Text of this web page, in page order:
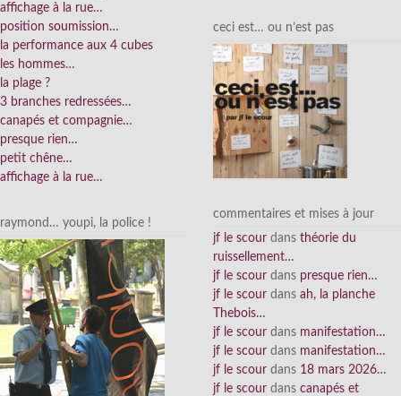
affichage à la rue…
position soumission…
la performance aux 4 cubes
les hommes…
la plage ?
3 branches redressées…
canapés et compagnie…
presque rien…
petit chêne…
affichage à la rue…
raymond… youpi, la police !
ceci est… ou n’est pas
commentaires et mises à jour
jf le scour dans théorie du
ruissellement…
jf le scour dans presque rien…
jf le scour dans ah, la planche
Thebois…
jf le scour dans manifestation…
jf le scour dans manifestation…
jf le scour dans 18 mars 2026…
jf le scour dans canapés et